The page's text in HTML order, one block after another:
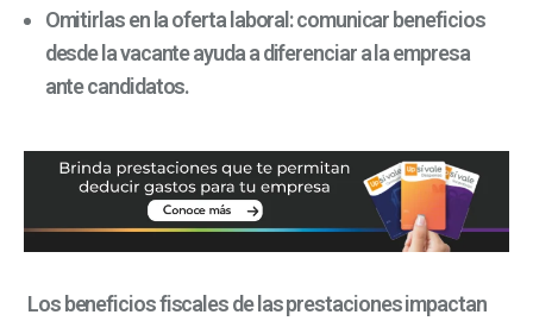
Omitirlas en la oferta laboral: comunicar beneficios
desde la vacante ayuda a diferenciar a la empresa
ante candidatos.
Los beneficios fiscales de las prestaciones impactan